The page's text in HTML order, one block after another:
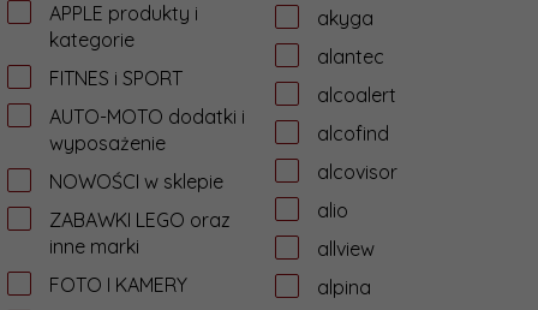
APPLE produkty i
kategorie
FITNES i SPORT
AUTO-MOTO dodatki i
wyposażenie
NOWOŚCI w sklepie
ZABAWKI LEGO oraz
inne marki
FOTO I KAMERY
akyga
alantec
alcoalert
alcofind
alcovisor
alio
allview
alpina